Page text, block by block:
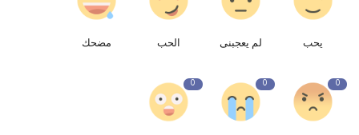
يحب لم يعجبنى الحب مضحك
0
0
0